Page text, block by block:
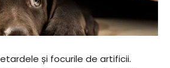
și focurile de artificii.